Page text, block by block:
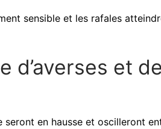
sensible et les rafales
d’averses et
seront en hausse et oscilleront